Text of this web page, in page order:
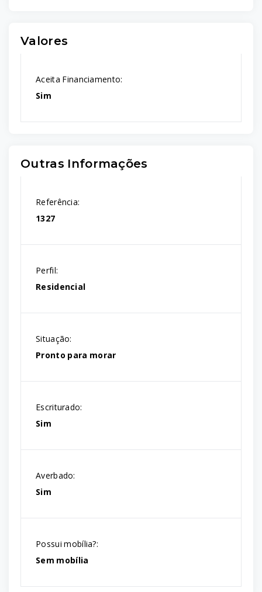
Valores
Aceita Financiamento:
Sim
Outras Informações
Referência:
1327
Perfil:
Residencial
Situação:
Pronto para morar
Escriturado:
Sim
Averbado:
Sim
Possui mobília?:
Sem mobília